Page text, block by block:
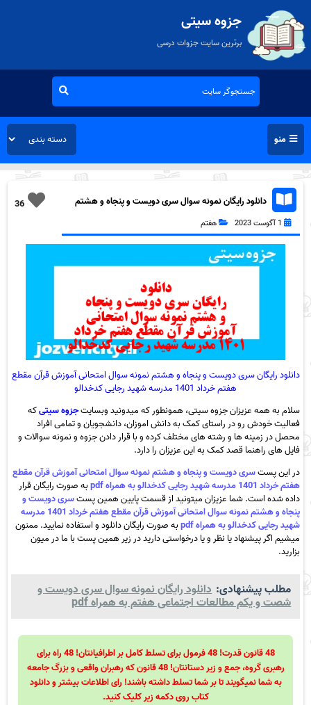
جزوه سیتی
برترین سایت جزوات درسی
منو
36
دانلود رایگان نمونه سوال سری دویست و پنجاه و هشتم
قرآن هفتم به همراه pdf
1 آگوست 2023 هفتم
دانلود رایگان سری دویست و پنجاه و هشتم نمونه سوال امتحانی آموزش قرآن مقطع
هفتم خرداد 1401 مدرسه شهید رجایی کدخدالو
سلام به همه عزیزان جزوه سیتی، همونطور که میدونید وبسایتجزوه سیتیکه
فعالیت خودش رو در راستای کمک به دانش اموزان، دانشجویان و تمامی افراد
محصل در زمینه ها و رشته های مختلف کرده و با قرار دادن جزوه و نمونه سوالات و
فایل های راهنما قصد کمک به این عزیزان را دارد.
در این پستسری دویست و پنجاه و هشتم نمونه سوال امتحانی آموزش قرآن مقطع
هفتم خرداد 1401 مدرسه شهید رجایی کدخدالو به همراه pdf
به صورت رایگان قرار
داده شده است. شما عزیزان میتونید از قسمت پایین همین پستسری دویست و
پنجاه و هشتم نمونه سوال امتحانی آموزش قرآن مقطع هفتم خرداد 1401 مدرسه
شهید رجایی کدخدالو به همراه pdf
به صورت رایگان دانلود و استفاده نمایید. ممنون
میشیم اگر پیشنهاد یا نظر و یا درخواستی دارید در زیر همین پست با ما در میون
بزارید.
مطلب پیشنهادی: دانلود رایگان نمونه سوال سری دویست و
شصت و یکم مطالعات اجتماعی هفتم به همراه pdf
48 قانون قدرت! 48 فرمول برای تسلط کامل بر اطرافیانتان! 48 راه برای
رهبری گروه، جمع و زیر دستانتان! 48 قانون که رهبران واقعی و بزرگ جامعه
به شما نمیگویند تا بر شما تسلط داشته باشند! رای اطلاعات بیشتر و دانلود
کتاب روی دکمه زیر کلیک کنید.